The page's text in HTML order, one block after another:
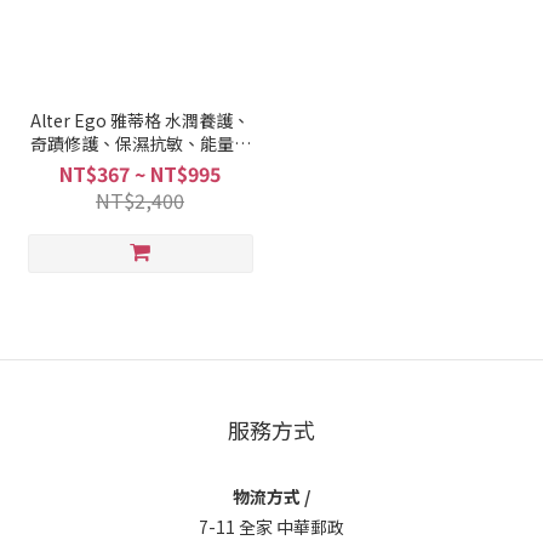
Alter Ego 雅蒂格 水潤養護、
奇蹟修護、保濕抗敏、能量新
生、蓬鬆持久、紫光恆彩穩
定、絲綢油柔順 洗髮精
300ml/950ml 附押頭
NT$367 ~ NT$995
NT$2,400
服務方式
物流方式 /
7-11 全家 中華郵政